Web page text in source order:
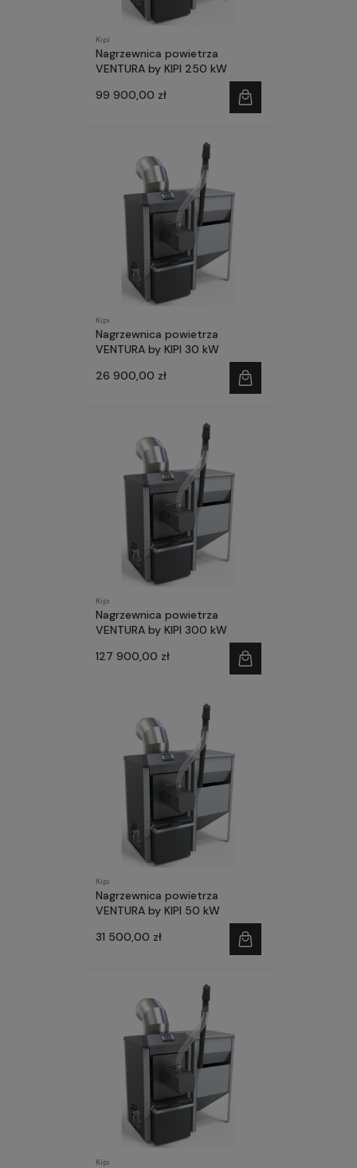
Kipi
Nagrzewnica powietrza
VENTURA by KIPI 250 kW
99 900,00 zł
Kipi
Nagrzewnica powietrza
VENTURA by KIPI 30 kW
26 900,00 zł
Kipi
Nagrzewnica powietrza
VENTURA by KIPI 300 kW
127 900,00 zł
Kipi
Nagrzewnica powietrza
VENTURA by KIPI 50 kW
31 500,00 zł
Kipi